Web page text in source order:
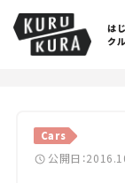
は
ク
Cars
公開日：
Cars